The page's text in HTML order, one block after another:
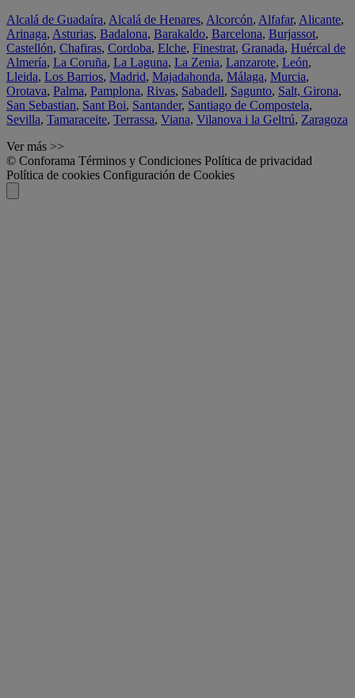
Alcalá de Guadaíra, Alcalá de Henares, Alcorcón, Alfafar, Alicante,
Arinaga, Asturias, Badalona, Barakaldo, Barcelona, Burjassot,
Castellón, Chafiras, Cordoba, Elche, Finestrat, Granada, Huércal de
Almería, La Coruña, La Laguna, La Zenia, Lanzarote, León,
Lleida, Los Barrios, Madrid, Majadahonda, Málaga, Murcia,
Orotava, Palma, Pamplona, Rivas, Sabadell, Sagunto, Salt, Girona,
San Sebastian, Sant Boi, Santander, Santiago de Compostela,
Sevilla, Tamaraceite, Terrassa, Viana, Vilanova i la Geltrú, Zaragoza
Ver más >>
© Conforama Términos y Condiciones Política de privacidad
Política de cookies Configuración de Cookies